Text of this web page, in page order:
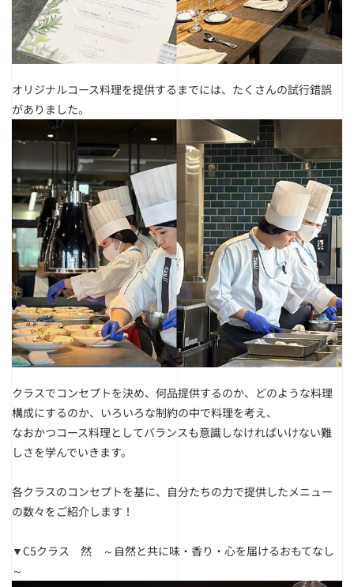
オリジナルコース料理を提供するまでには、たくさんの試行錯誤
がありました。
クラスでコンセプトを決め、何品提供するのか、どのような料理
構成にするのか、 いろいろな制約の中で料理を考え、
なおかつコース料理としてバランスも意識しなければいけない難
しさを学んでいきます。
各クラスのコンセプトを基に、自分たちの力で提供したメニュー
の数々をご紹介します！
▼C5クラス 然 ～自然と共に味・香り・心を届けるおもてなし
～